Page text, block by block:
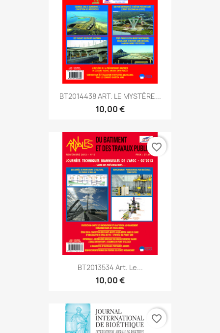
BT2014438 ART. LE MYSTÈRE...
10,00 €
BT2013534 Art. Le...
10,00 €
favorite_border
favorite_border